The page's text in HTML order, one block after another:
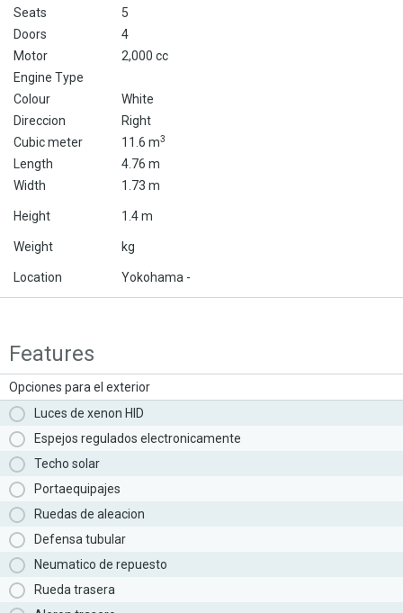
Seats
5
Doors
4
Motor
2,000 cc
Engine Type
Colour
White
Direccion
Right
Cubic meter
11.6 m3
Length
4.76 m
Width
1.73 m
Height 1.4 m
Weight kg
Location Yokohama -
Features
Opciones para el exterior
Luces de xenon HID
Espejos regulados electronicamente
Techo solar
Portaequipajes
Ruedas de aleacion
Defensa tubular
Neumatico de repuesto
Rueda trasera